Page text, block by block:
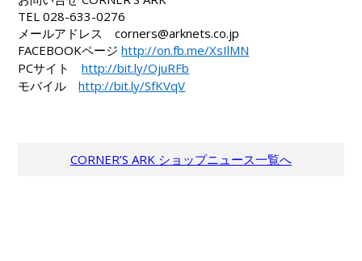
TEL 028-633-0276
メールアドレス corners@arknets.co.jp
FACEBOOKページhttp://on.fb.me/XsIlMN
PCサイトhttp://bit.ly/OjuRFb
モバイルhttp://bit.ly/SfKVqV
CORNER’S ARK ショップニュース一覧へ